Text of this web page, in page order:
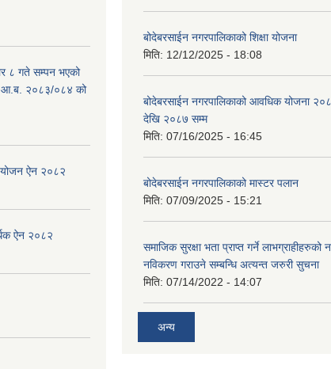
८ गते सम्पन भएको
आ.ब. २०८३/०८४ को
ऐन २०८२
ऐन २०८२
बोदेबरसाईन नगरपालिकाको शिक्षा योजना
मिति: 12/12/2025 - 18:08
बोदेबरसाईन नगरपालिकाको आवधिक योजना
देखि २०८७ सम्म
मिति: 07/16/2025 - 16:45
बोदेबरसाईन नगरपालिकाको मास्टर पलान
मिति: 07/09/2025 - 15:21
समाजिक सुरक्षा भता प्राप्त गर्ने लाभग्राहीहरुको
नविकरण गराउने सम्बन्धि अत्यन्त जरुरी सुचना
मिति: 07/14/2022 - 14:07
अन्य